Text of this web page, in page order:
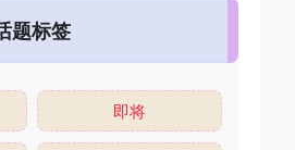
题标签
即将